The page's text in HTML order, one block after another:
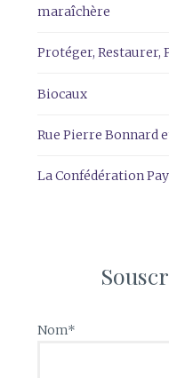
maraîchère
Protéger,
Biocaux
Rue Pierre Bonnard
La Confédération
Nom*